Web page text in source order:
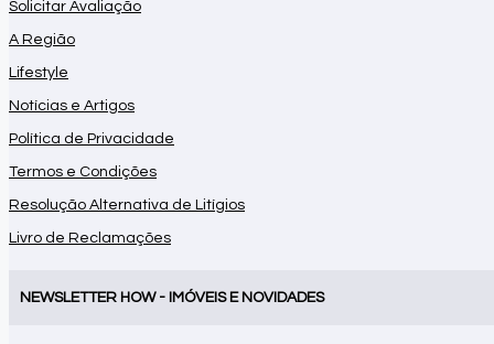
Solicitar Avaliação
A Região
Lifestyle
Notícias e Artigos
Política de Privacidade
Termos e Condições
Resolução Alternativa de Litígios
Livro de Reclamações
NEWSLETTER HOW - IMÓVEIS E NOVIDADES